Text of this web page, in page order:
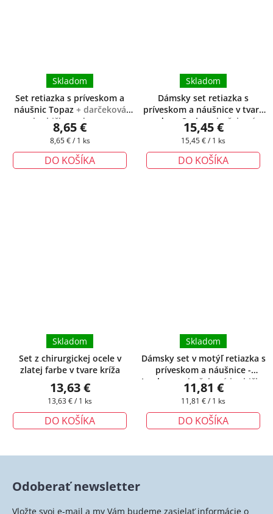
Set retiazka s príveskom a
náušnic Topaz + darčeková
krabička zadarmo
Skladom
8,65 €
Jednotková
8,65 € / 1 ks
DO KOŠÍKA
Dámsky set retiazka s
príveskom a náušnice v tvare
srdca - Corin+ darčeková
krabička zadarmo
Skladom
15,45 €
Jednotková
15,45 € / 1 ks
DO KOŠÍKA
Set z chirurgickej ocele v
zlatej farbe v tvare kríža
Skladom
13,63 €
Jednotková
13,63 € / 1 ks
DO KOŠÍKA
Dámsky set v motýľ retiazka s
príveskom a náušnice -
Jazzbow
+ darčeková krabička
zadarmo
Skladom
11,81 €
Jednotková
11,81 € / 1 ks
DO KOŠÍKA
Odoberať newsletter
Vložte svoj e-mail a my Vám budeme zasielať informácie o